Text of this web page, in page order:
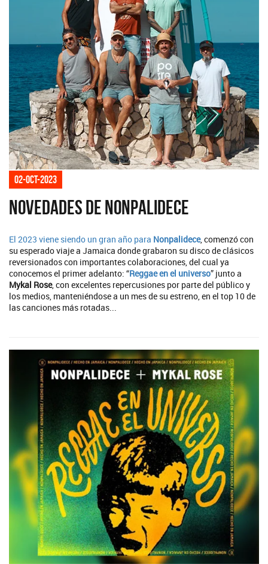
02-oct-2023
Novedades de Nonpalidece
El 2023 viene siendo un gran año para Nonpalidece, comenzó con
su esperado viaje a Jamaica donde grabaron su disco de clásicos
reversionados con importantes colaboraciones, del cual ya
conocemos el primer adelanto: “Reggae en el universo” junto a
Mykal Rose, con excelentes repercusiones por parte del público y
los medios, manteniéndose a un mes de su estreno, en el top 10 de
las canciones más rotadas...